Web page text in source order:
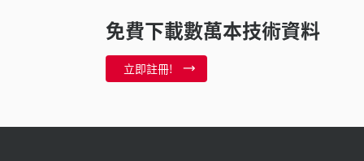
免費下載數萬本技術資料
立即註冊!